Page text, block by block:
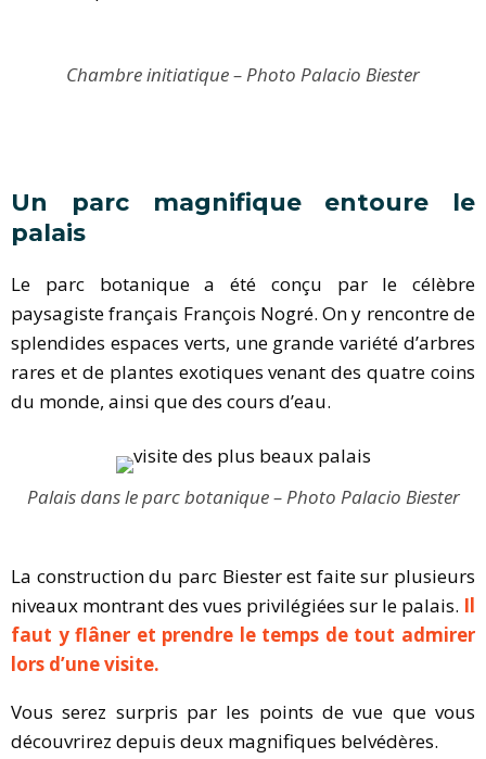
Chambre initiatique – Photo Palacio Biester
Un parc magnifique entoure le
palais
Le parc botanique a été conçu par le célèbre
paysagiste français François Nogré. On y rencontre de
splendides espaces verts, une grande variété d’arbres
rares et de plantes exotiques venant des quatre coins
du monde, ainsi que des cours d’eau.
Palais dans le parc botanique – Photo Palacio Biester
La construction du parc Biester est faite sur plusieurs
niveaux montrant des vues privilégiées sur le palais. Il
faut y flâner et prendre le temps de tout admirer
lors d’une visite.
Vous serez surpris par les points de vue que vous
découvrirez depuis deux magnifiques belvédères.